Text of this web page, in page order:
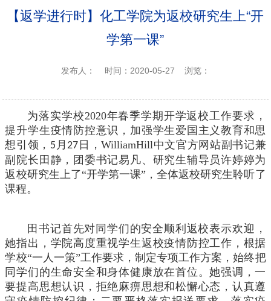
【返学进行时】化工学院为返校研究生上“开
学第一课”
发布人： 时间：2020-05-27 浏览：
为落实学校2020年春季学期开学返校工作要求，
提升学生疫情防控意识，加强学生爱国主义教育和思
想引领， 5 月27 日，WilliamHill中文官方网站副书记兼
副院长田静，团委书记易凡、研究生辅导员许婷婷为
返校研究生上了“开学第一课”，全体返校研究生聆听了
课程。
田书记首先对同学们的安全顺利返校表示欢迎，
她指出，学院高度重视学生返校疫情防控工作，根据
学校“一人一策”工作要求，制定专项工作方案，始终把
同学们的生命安全和身体健康放在首位。她强调，一
要提高思想认识，拒绝麻痹思想和松懈心态，认真遵